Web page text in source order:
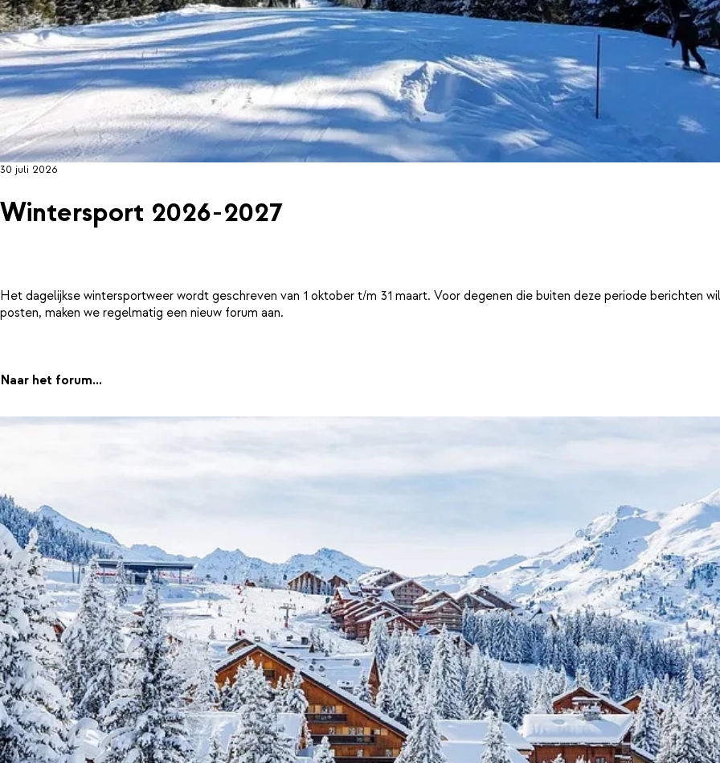
30 juli 2026
Wintersport 2026-2027
Het dagelijkse wintersportweer wordt geschreven van 1 oktober t/m 31 maart. Voor degenen die buiten deze periode berichten
posten, maken we regelmatig een nieuw forum aan.
Naar het forum...